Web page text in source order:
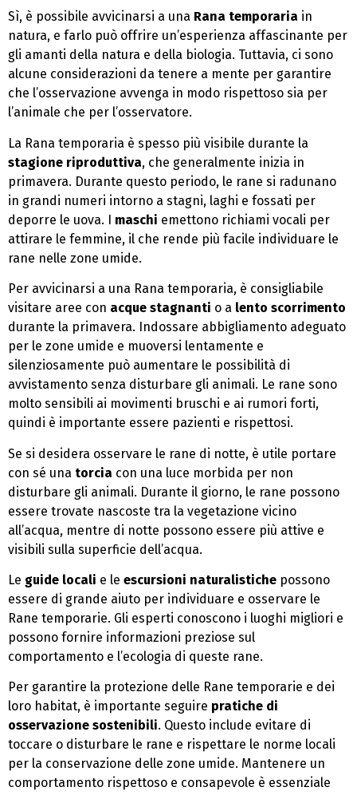
Sì, è possibile avvicinarsi a una Rana temporaria in
natura, e farlo può offrire un’esperienza affascinante per
gli amanti della natura e della biologia. Tuttavia, ci sono
alcune considerazioni da tenere a mente per garantire
che l’osservazione avvenga in modo rispettoso sia per
l’animale che per l’osservatore.
La Rana temporaria è spesso più visibile durante la
stagione riproduttiva, che generalmente inizia in
primavera. Durante questo periodo, le rane si radunano
in grandi numeri intorno a stagni, laghi e fossati per
deporre le uova. I maschi emettono richiami vocali per
attirare le femmine, il che rende più facile individuare le
rane nelle zone umide.
Per avvicinarsi a una Rana temporaria, è consigliabile
visitare aree con acque stagnanti o a lento scorrimento
durante la primavera. Indossare abbigliamento adeguato
per le zone umide e muoversi lentamente e
silenziosamente può aumentare le possibilità di
avvistamento senza disturbare gli animali. Le rane sono
molto sensibili ai movimenti bruschi e ai rumori forti,
quindi è importante essere pazienti e rispettosi.
Se si desidera osservare le rane di notte, è utile portare
con sé una torcia con una luce morbida per non
disturbare gli animali. Durante il giorno, le rane possono
essere trovate nascoste tra la vegetazione vicino
all’acqua, mentre di notte possono essere più attive e
visibili sulla superficie dell’acqua.
Le guide locali e le escursioni naturalistiche possono
essere di grande aiuto per individuare e osservare le
Rane temporarie. Gli esperti conoscono i luoghi migliori e
possono fornire informazioni preziose sul
comportamento e l’ecologia di queste rane.
Per garantire la protezione delle Rane temporarie e dei
loro habitat, è importante seguire pratiche di
osservazione sostenibili. Questo include evitare di
toccare o disturbare le rane e rispettare le norme locali
per la conservazione delle zone umide. Mantenere un
comportamento rispettoso e consapevole è essenziale